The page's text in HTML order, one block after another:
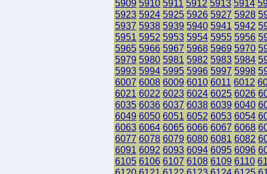
5909 5910 5911 5912 5913 5914
5923 5924 5925 5926 5927 5928
5937 5938 5939 5940 5941 5942
5951 5952 5953 5954 5955 5956
5965 5966 5967 5968 5969 5970
5979 5980 5981 5982 5983 5984
5993 5994 5995 5996 5997 5998
6007 6008 6009 6010 6011 6012
6021 6022 6023 6024 6025 6026
6035 6036 6037 6038 6039 6040
6049 6050 6051 6052 6053 6054
6063 6064 6065 6066 6067 6068
6077 6078 6079 6080 6081 6082
6091 6092 6093 6094 6095 6096
6105 6106 6107 6108 6109 6110